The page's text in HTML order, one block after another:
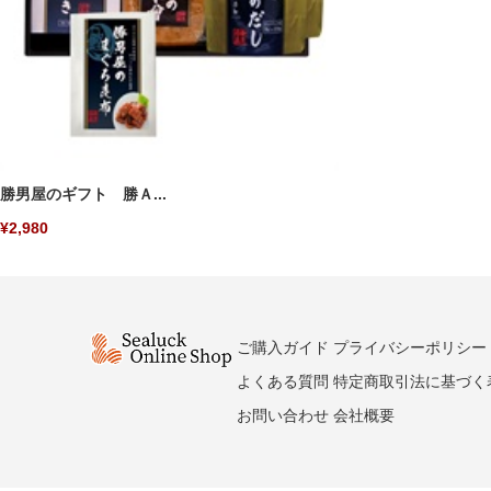
勝男屋のギフト 勝Ａ...
¥2,980
ご購入ガイド
よくある質問
お問い合わせ
プライバシーポリシー
特定商取引法に基づく
会社概要